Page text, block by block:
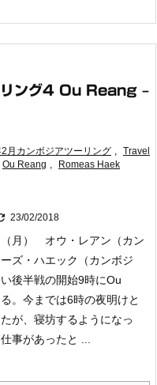
ング4 Ou Reang –
月カンボジアツーリング , Travel
Ou Reang , Romeas Haek
23/02/2018
月） オウ・レアン（カン
ズ・ハエック（カンボジ
後半戦の開始9時にOu
。今までは6時の夜明けと
が、寝坊するようになっ
事があったと ...